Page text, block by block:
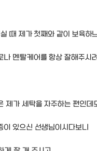
때 제가 첫째와 같이 보육하
나 멘탈케어를 항상 잘해주시
제가 세탁을 자주하는 편인데
이 있으신 선생님이시다보니